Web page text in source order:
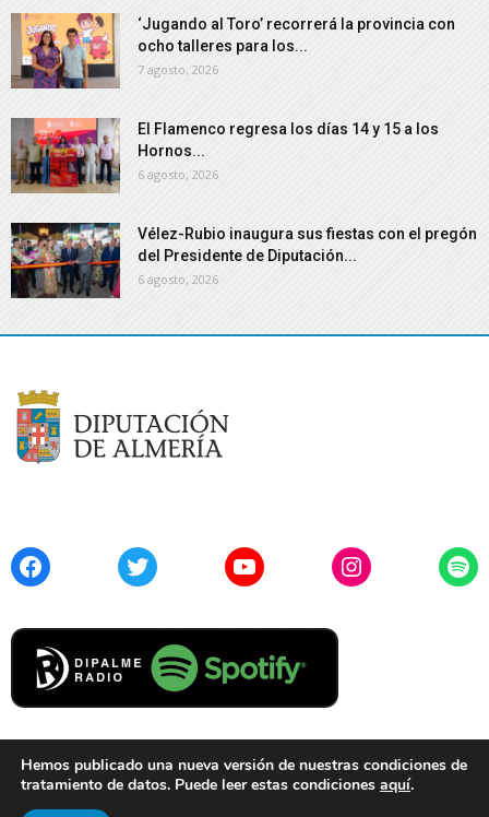
‘Jugando al Toro’ recorrerá la provincia con
ocho talleres para los...
7 agosto, 2026
El Flamenco regresa los días 14 y 15 a los
Hornos...
6 agosto, 2026
Vélez-Rubio inaugura sus fiestas con el pregón
del Presidente de Diputación...
6 agosto, 2026
FacebookTwitter YouTubeInstagram
Cookies
Hemos publicado una nueva versión de nuestras condiciones de
tratamiento de datos. Puede leer estas condiciones aquí.